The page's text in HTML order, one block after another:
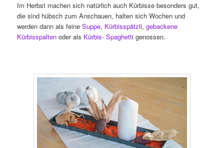
Im Herbst machen sich natürlich auch Kürbisse besonders gut,
die sind hübsch zum Anschauen, halten sich Wochen und
werden dann als feineSuppe, Kürbisspätzli,gebackene
Kürbisspalten oder als Kürbis- Spaghetti genossen.